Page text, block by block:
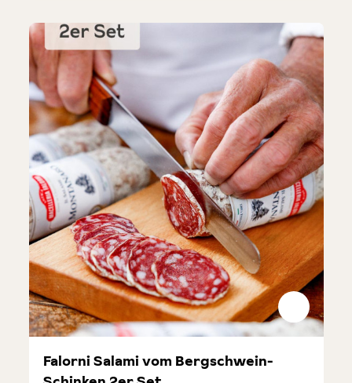
Falorni Salami vom Bergschwein-